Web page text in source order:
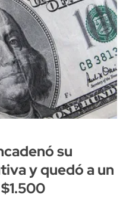
su
y quedó a un